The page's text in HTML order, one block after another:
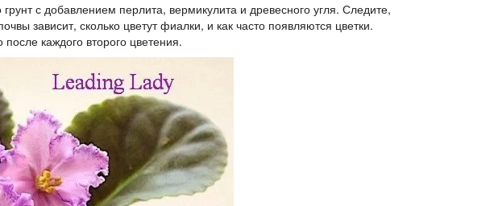
с добавлением перлита, вермикулита и древесного угля. Следите,
зависит, сколько цветут фиалки, и как часто появляются цветки.
каждого второго цветения.